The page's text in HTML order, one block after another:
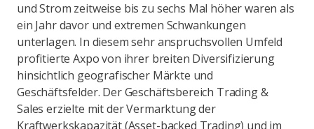
und Strom zeitweise bis zu sechs Mal höher waren als
ein Jahr davor und extremen Schwankungen
unterlagen. In diesem sehr anspruchsvollen Umfeld
profitierte Axpo von ihrer breiten Diversifizierung
hinsichtlich geografischer Märkte und
Geschäftsfelder. Der Geschäftsbereich Trading &
Sales erzielte mit der Vermarktung der
Kraftwerkskapazität (Asset-backed Trading) und im